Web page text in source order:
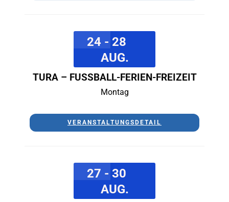
24 - 28
AUG.
TURA – FUSSBALL-FERIEN-FREIZEIT
Montag
VERANSTALTUNGSDETAIL
27 - 30
AUG.